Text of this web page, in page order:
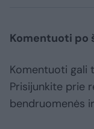
Komentuoti po
Komentuoti gali
Prisijunkite prie
bendruomenės